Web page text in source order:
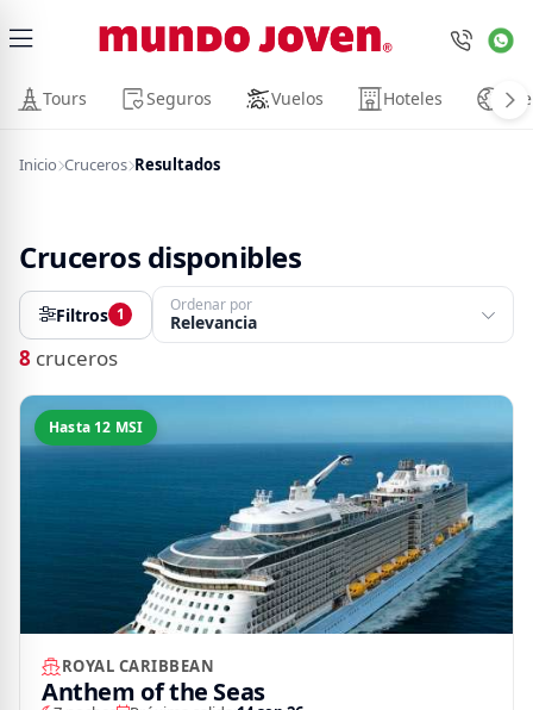
Tours Seguros Vuelos Hoteles
close
VIAJES
Cruceros
Playas
México
Renta de Autos
Hoteles por horas
Tarjeta ISIC
Inicio Cruceros Resultados
Cruceros disponibles
Filtros 1
8 cruceros
Ordenar por
Relevancia
Hasta 12 MSI
ROYAL CARIBBEAN
Anthem of the Seas